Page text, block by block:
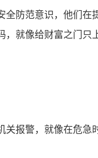
防范意识，他们
就像给财富之门只
报警，就像在危